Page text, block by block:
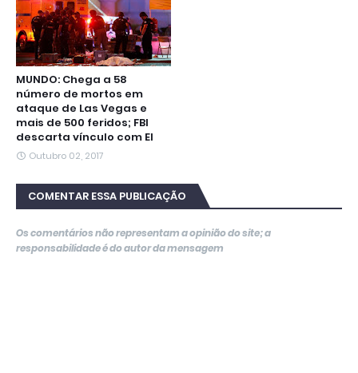
MUNDO: Chega a 58
número de mortos em
ataque de Las Vegas e
mais de 500 feridos; FBI
descarta vínculo com EI
Outubro 02, 2017
COMENTAR ESSA PUBLICAÇÃO
Os comentários não representam a opinião do site; a
responsabilidade é do autor da mensagem